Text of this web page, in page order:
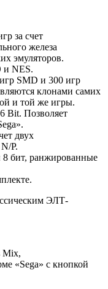
за счет
железа
эмуляторов.
и NES.
SMD и 300 игр
клонами самих
и той же игры.
Bit. Позволяет
двух
P.
8 бит, ранжированные
ЭЛТ-
Mix,
«Sega» с кнопкой